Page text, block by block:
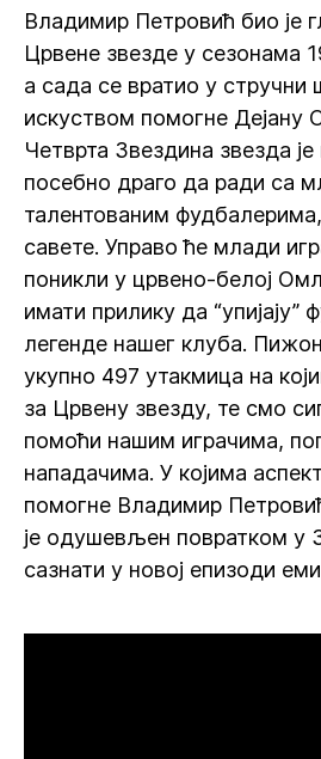
Владимир Петровић био је
Црвене звезде у сезонама
а сада се вратио у стручни
искуством помогне Дејану
Четврта Звездина звезда
посебно драго да ради са
талентованим
савете. Управо ће млади
поникли у црвено-белој
имати прилику да
легенде нашег клуба.
укупно 497 утакмица на
за Црвену звезду, те смо
помоћи нашим играчима,
нападачима. У којима
помогне Владимир
је одушевљен повратком у
сазнати у новој епизоди